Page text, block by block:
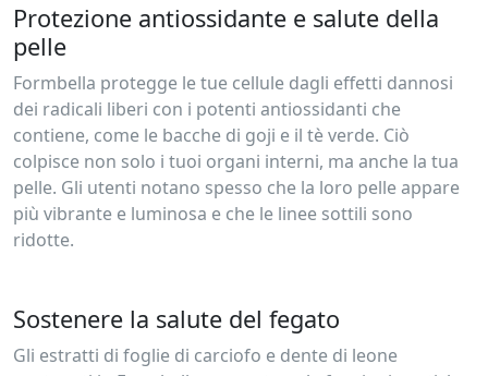
Protezione antiossidante e salute della
pelle
Formbella protegge le tue cellule dagli effetti dannosi
dei radicali liberi con i potenti antiossidanti che
contiene, come le bacche di goji e il tè verde. Ciò
colpisce non solo i tuoi organi interni, ma anche la tua
pelle. Gli utenti notano spesso che la loro pelle appare
più vibrante e luminosa e che le linee sottili sono
ridotte.
Sostenere la salute del fegato
Gli estratti di foglie di carciofo e dente di leone